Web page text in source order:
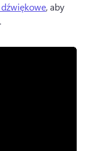
, aby